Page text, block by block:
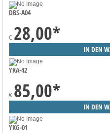
DBS-A04
€ 28,00*
YKA-42
€ 85,00*
YKG-01